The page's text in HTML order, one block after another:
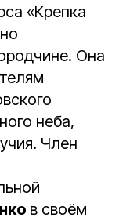
«Крепка
Она
неба,
Член
в своём